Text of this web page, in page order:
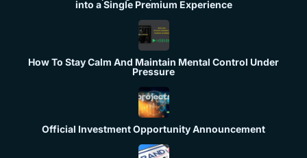
into a Single Premium Experience
How To Stay Calm And Maintain Mental Control Under
Pressure
Official Investment Opportunity Announcement